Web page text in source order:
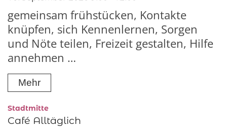
gemeinsam frühstücken, Kontakte
knüpfen, sich Kennenlernen, Sorgen
und Nöte teilen, Freizeit gestalten, Hilfe
annehmen …
Mehr
Stadtmitte:
Café Alltäglich